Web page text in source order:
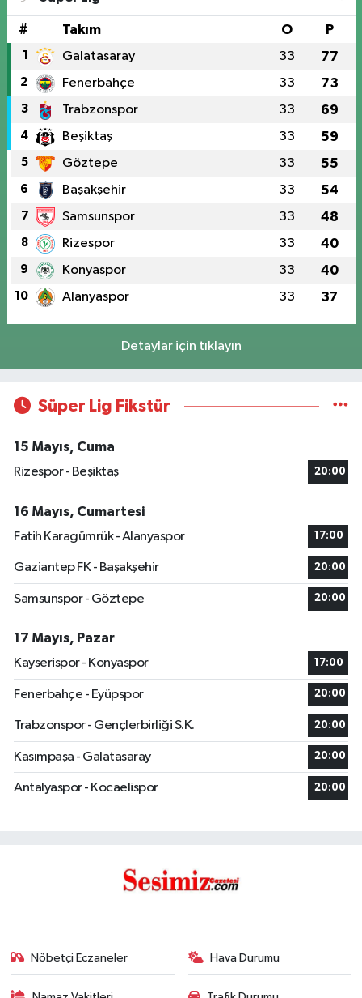
# Takım O P
1 Galatasaray 33 77
2 Fenerbahçe 33 73
3 Trabzonspor 33 69
4 Beşiktaş 33 59
5 Göztepe 33 55
6 Başakşehir 33 54
7 Samsunspor 33 48
8 Rizespor 33 40
9 Konyaspor 33 40
10 Alanyaspor 33 37
Detaylar için tıklayın
Süper Lig Fikstür
15 Mayıs, Cuma
Rizespor - Beşiktaş
20:00
16 Mayıs, Cumartesi
Fatih Karagümrük - Alanyaspor
17:00
Gaziantep FK - Başakşehir 20:00
Samsunspor - Göztepe 20:00
17 Mayıs, Pazar
Kayserispor - Konyaspor
17:00
Fenerbahçe - Eyüpspor 20:00
Trabzonspor - Gençlerbirliği S.K. 20:00
Kasımpaşa - Galatasaray 20:00
Antalyaspor - Kocaelispor 20:00
Nöbetçi Eczaneler Hava Durumu